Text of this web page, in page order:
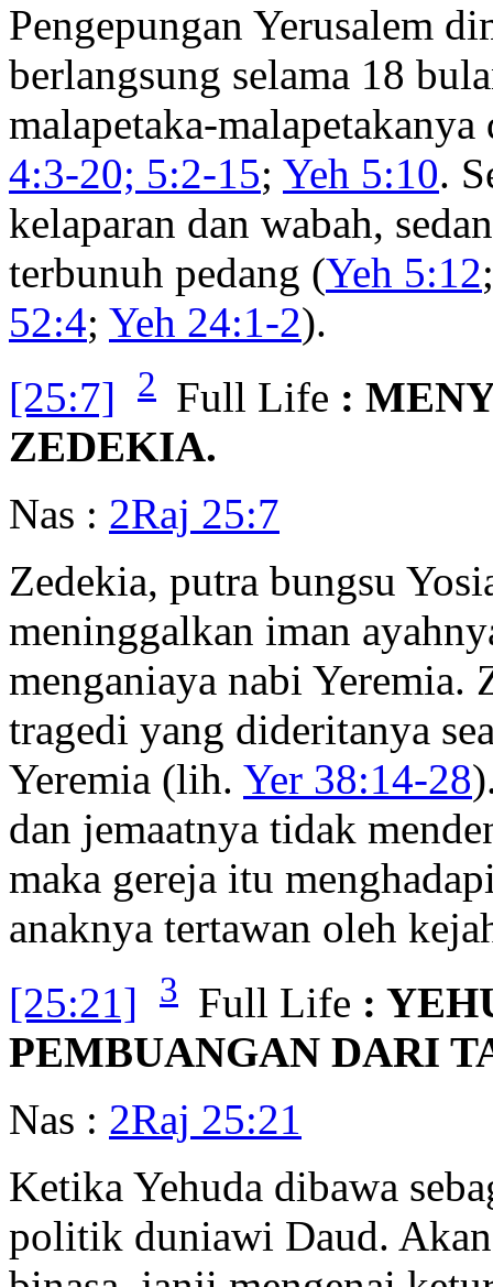
Pengepungan Yerusalem
berlangsung selama 18
malapetaka-
4:3-20; 5:2-15; Yeh 5:10.
kelaparan dan wabah,
terbunuh pedang (Yeh 5:12
52:4; Yeh 24:1-2).
[25:7]
2 Full Life :
ZEDEKIA.
Nas : 2Raj 25:7
Zedekia, putra bungsu
meninggalkan iman
menganiaya nabi Yeremia.
tragedi yang dideritanya
Yeremia (lih. Yer 38:14-28
dan jemaatnya tidak
maka gereja itu
anaknya tertawan oleh
[25:21]
3 Full Life :
PEMBUANGAN DARI
Nas : 2Raj 25:21
Ketika Yehuda dibawa
politik duniawi Daud.